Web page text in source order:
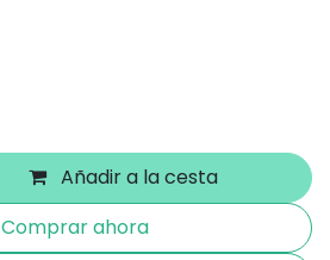
Añadir a la cesta
Comprar ahora